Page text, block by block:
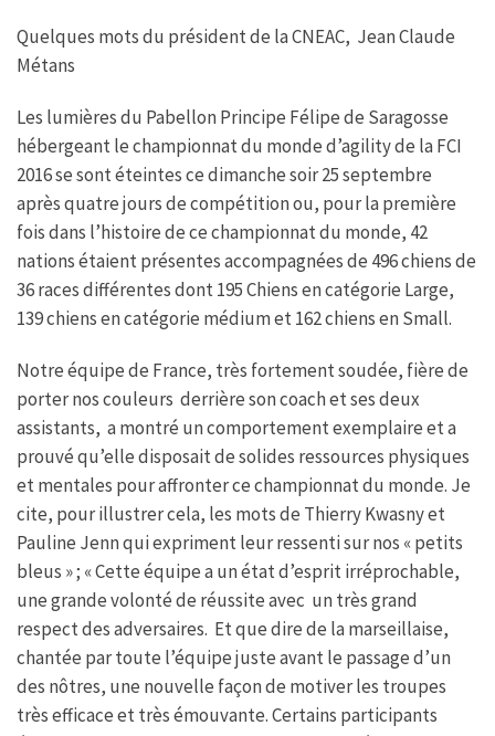
Quelques mots du président de la CNEAC, Jean Claude
Métans
Les lumières du Pabellon Principe Félipe de Saragosse
hébergeant le championnat du monde d’agility de la FCI
2016 se sont éteintes ce dimanche soir 25 septembre
après quatre jours de compétition ou, pour la première
fois dans l’histoire de ce championnat du monde, 42
nations étaient présentes accompagnées de 496 chiens de
36 races différentes dont 195 Chiens en catégorie Large,
139 chiens en catégorie médium et 162 chiens en Small.
Notre équipe de France, très fortement soudée, fière de
porter nos couleurs derrière son coach et ses deux
assistants, a montré un comportement exemplaire et a
prouvé qu’elle disposait de solides ressources physiques
et mentales pour affronter ce championnat du monde. Je
cite, pour illustrer cela, les mots de Thierry Kwasny et
Pauline Jenn qui expriment leur ressenti sur nos « petits
bleus » ; « Cette équipe a un état d’esprit irréprochable,
une grande volonté de réussite avec un très grand
respect des adversaires. Et que dire de la marseillaise,
chantée par toute l’équipe juste avant le passage d’un
des nôtres, une nouvelle façon de motiver les troupes
très efficace et très émouvante. Certains participants